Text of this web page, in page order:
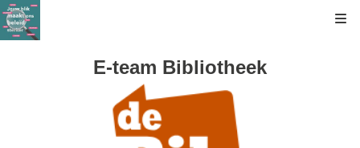
E-team Bibliotheek